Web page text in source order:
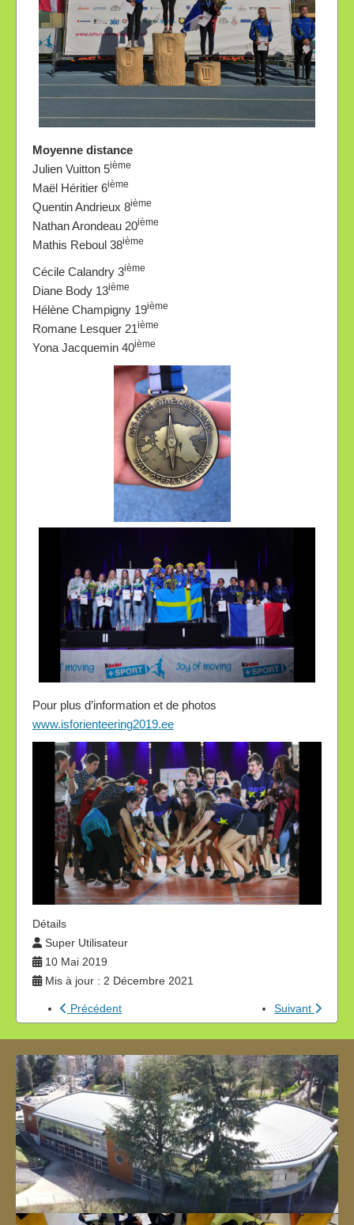
Moyenne distance
Julien Vuitton 5ième
Maël Héritier 6ième
Quentin Andrieux 8ième
Nathan Arondeau 20ième
Mathis Reboul 38ième
Cécile Calandry 3ième
Diane Body 13ième
Hélène Champigny 19ième
Romane Lesquer 21ième
Yona Jacquemin 40ième
Pour plus d’information et de photos
www.isforienteering2019.ee
Détails
Super Utilisateur
10 Mai 2019
Mis à jour : 2 Décembre 2021
Précédent Suivant